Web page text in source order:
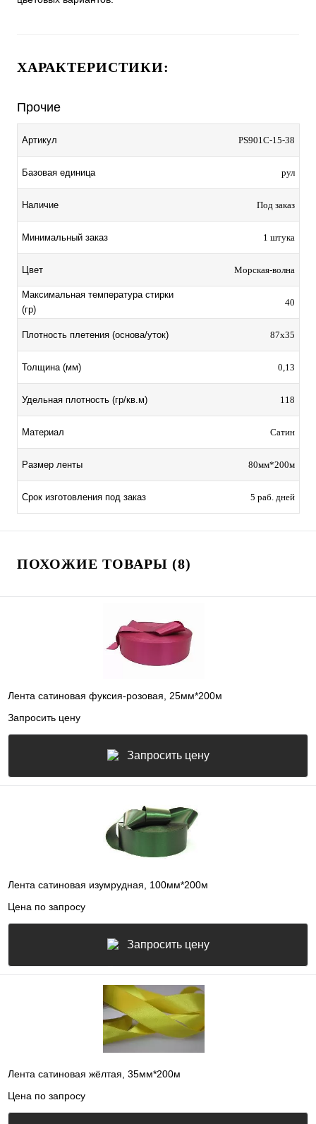
ХАРАКТЕРИСТИКИ:
Прочие
Артикул PS901C-15-38
Базовая единица рул
Наличие Под заказ
Минимальный заказ 1 штука
Цвет Морская-волна
Максимальная температура стирки
(гр)
40
Плотность плетения (основа/уток) 87х35
Толщина (мм) 0,13
Удельная плотность (гр/кв.м) 118
Материал Сатин
Размер ленты 80мм*200м
Срок изготовления под заказ 5 раб. дней
ПОХОЖИЕ ТОВАРЫ (8)
Лента сатиновая фуксия-розовая, 25мм*200м
Запросить цену
Запросить цену
Лента сатиновая изумрудная, 100мм*200м
Цена по запросу
Запросить цену
Лента сатиновая жёлтая, 35мм*200м
Цена по запросу